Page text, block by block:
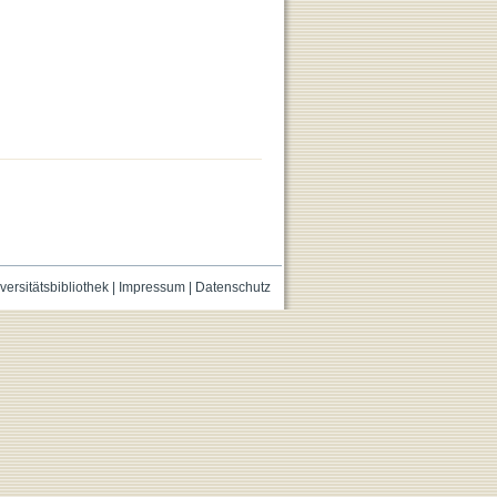
| Impressum| Datenschutz